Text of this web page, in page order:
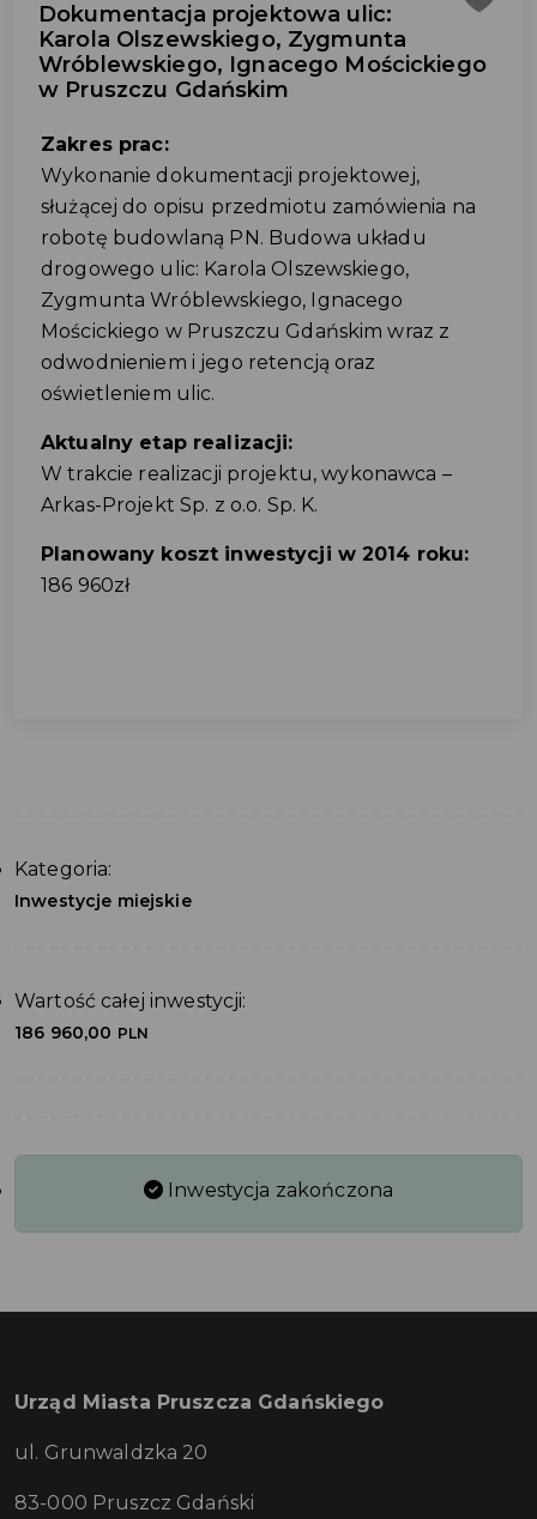
Dokumentacja projektowa ulic:
Karola Olszewskiego, Zygmunta
Wróblewskiego, Ignacego Mościckiego
w Pruszczu Gdańskim
Zakres prac:
Wykonanie dokumentacji projektowej,
służącej do opisu przedmiotu zamówienia na
robotę budowlaną PN. Budowa układu
drogowego ulic: Karola Olszewskiego,
Zygmunta Wróblewskiego, Ignacego
Mościckiego w Pruszczu Gdańskim wraz z
odwodnieniem i jego retencją oraz
oświetleniem ulic.
Aktualny etap realizacji:
W trakcie realizacji projektu, wykonawca –
Arkas-Projekt Sp. z o.o. Sp. K.
Planowany koszt inwestycji w 2014 roku:
186 960zł
Kategoria:
Inwestycje miejskie
Wartość całej inwestycji:
186 960,00 PLN
Inwestycja zakończona
Urząd Miasta Pruszcza Gdańskiego
ul. Grunwaldzka 20
83-000 Pruszcz Gdański